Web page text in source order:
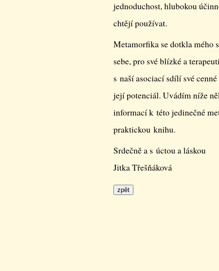
jednoduchost, hlubokou
chtějí používat.
Metamorfika se dotkla mého
sebe, pro své blízké a
s naší asociací sdílí své
její potenciál. Uvádím níže
informací k této jedinečné
praktickou knihu.
Srdečně a s úctou a láskou
Jitka Třešňáková